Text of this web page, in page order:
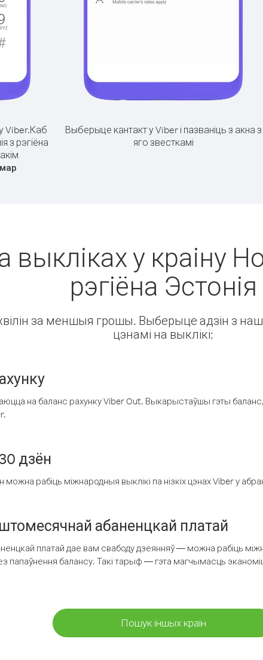
Viber.Каб
з рэгіёна
Выберыце кантакт у Viber і пазваніць з акна з
яго звесткамі
выкліках у краіну
рэгіёна Эстонія
за меншыя грошы. Выберыце адзін з
цэнамі на выклікі:
на баланс рахунку Viber Out. Выкарыстаўшы гэты
дзён
рабіць міжнародныя выклікі па нізкіх цэнах Viber у
абаненцкай платай
платай дае вам свабоду дзеянняў — можна рабіць
папаўнення балансу. Такі тарыф — гэта магчымасць
Пошук іншых краін